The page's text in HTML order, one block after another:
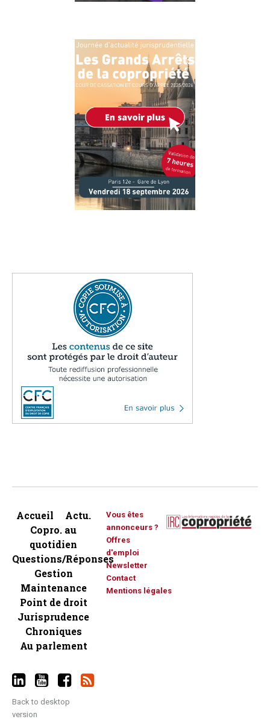
Accueil
Actu.
Copro. au
quotidien
Questions/Réponses
Gestion
Maintenance
Point de droit
Jurisprudence
Chroniques
Au parlement
Vous êtes
annonceurs ?
Offres
d'emploi
Newsletter
Contact
Mentions légales
Back to desktop
version